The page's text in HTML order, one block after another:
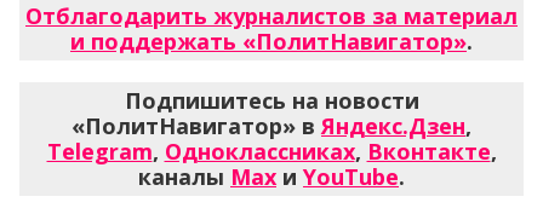
Отблагодарить журналистов за материал
и поддержать «ПолитНавигатор».
Подпишитесь на новости
«ПолитНавигатор» вЯндекс.Дзен,
Telegram, Одноклассниках, Вконтакте,
каналы Max и YouTube.